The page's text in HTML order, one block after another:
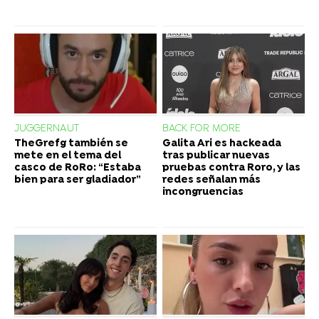
JUGGERNAUT
TheGrefg también se
mete en el tema del
casco de RoRo: “Estaba
bien para ser gladiador”
BACK FOR MORE
Galita Ari es hackeada
tras publicar nuevas
pruebas contra Roro, y las
redes señalan más
incongruencias